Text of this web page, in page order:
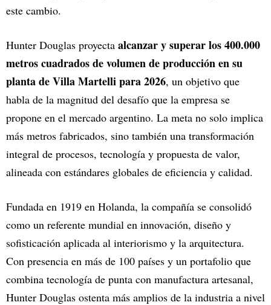
este cambio.
Hunter Douglas proyecta alcanzar y superar los 400.000
metros cuadrados de volumen de producción en su
planta de Villa Martelli para 2026, un objetivo que
habla de la magnitud del desafío que la empresa se
propone en el mercado argentino. La meta no solo implica
más metros fabricados, sino también una transformación
integral de procesos, tecnología y propuesta de valor,
alineada con estándares globales de eficiencia y calidad.
Fundada en 1919 en Holanda, la compañía se consolidó
como un referente mundial en innovación, diseño y
sofisticación aplicada al interiorismo y la arquitectura.
Con presencia en más de 100 países y un portafolio que
combina tecnología de punta con manufactura artesanal,
Hunter Douglas ostenta más amplios de la industria a nivel